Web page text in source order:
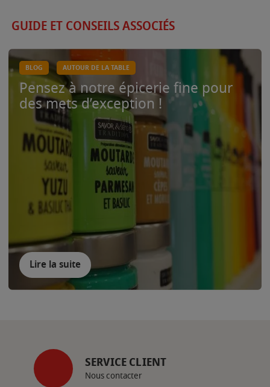
GUIDE ET CONSEILS ASSOCIÉS
BLOG AUTOUR DE LA TABLE
Pensez à notre épicerie fine pour
des mets d’exception !
Lire la suite
SERVICE CLIENT
Nous contacter